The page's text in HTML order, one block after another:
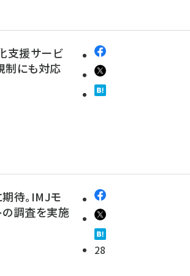
支援サービ
制にも対応
待。IMJモ
の調査を実施
28